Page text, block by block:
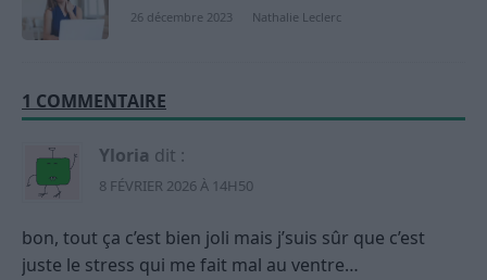
26 décembre 2023 Nathalie Leclerc
1 COMMENTAIRE
Yloria dit :
8 FÉVRIER 2026 À 14H50
bon, tout ça c’est bien joli mais j’suis sûr que c’est
juste le stress qui me fait mal au ventre…